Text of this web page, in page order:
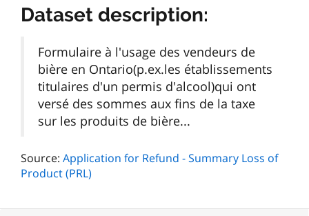
Dataset description:
Formulaire à l'usage des vendeurs de
bière en Ontario(p.ex.les établissements
titulaires d'un permis d'alcool)qui ont
versé des sommes aux fins de la taxe
sur les produits de bière...
Source: Application for Refund - Summary Loss of
Product (PRL)